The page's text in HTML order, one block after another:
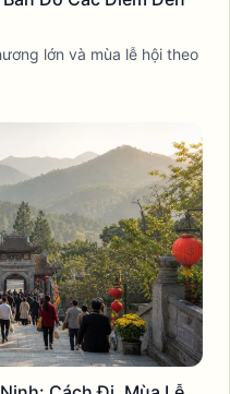
lớn và mùa lễ hội theo